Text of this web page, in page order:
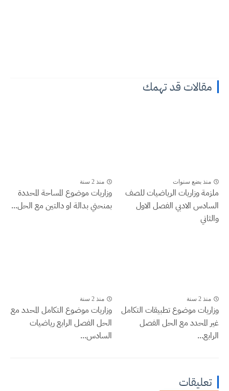
مقالات قد تهمك
منذ بضع سنوات
ملزمة وزاريات الرياضيات للصف
السادس الادبي الفصل الاول
والثاني
منذ 2 سنة
وزاريات موضوع المساحة المحددة
بمنحني بدالة او دالتين مع الحل...
منذ 2 سنة
وزاريات موضوع تطبيقات التكامل
غير المحدد مع الحل الفصل
الرابع...
منذ 2 سنة
وزاريات موضوع التكامل المحدد مع
الحل الفصل الرابع رياضيات
السادس...
تعليقات